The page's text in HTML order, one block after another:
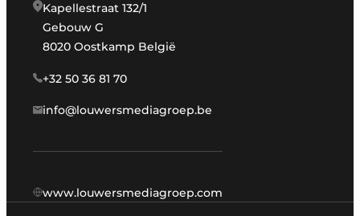
Kapellestraat 132/1
Gebouw G
8020 Oostkamp België
+32 50 36 81 70
info@louwersmediagroep.be
www.louwersmediagroep.com